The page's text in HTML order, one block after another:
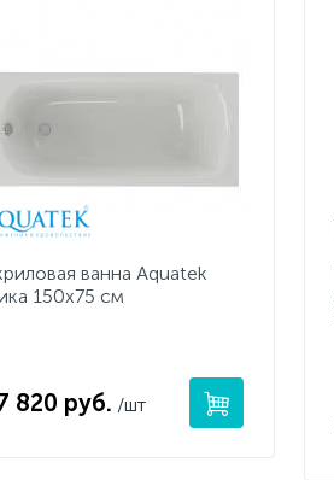
ванна Aquatek
150х75 см
820 руб. /шт